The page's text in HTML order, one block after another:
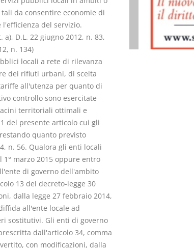
da consentire economie di
del servizio.
D.L. 22 giugno 2012, n. 83,
n. 134)
locali a rete di rilevanza
dei rifiuti urbani, di scelta
all'utenza per quanto di
controllo sono esercitate
territoriali ottimali e
del presente articolo cui gli
quanto previsto
n. 56. Qualora gli enti locali
marzo 2015 oppure entro
di governo dell'ambito
13 del decreto-legge 30
dalla legge 27 febbraio 2014,
all'ente locale ad
sostitutivi. Gli enti di governo
dall'articolo 34, comma
con modificazioni, dalla